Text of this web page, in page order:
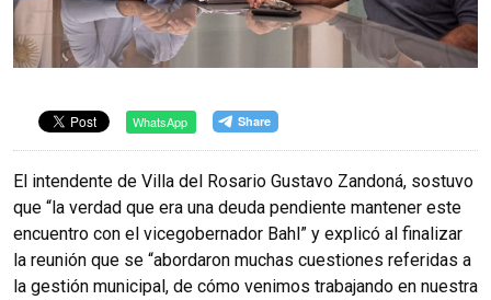
WhatsApp
El intendente de Villa del Rosario Gustavo Zandoná, sostuvo
que “la verdad que era una deuda pendiente mantener este
encuentro con el vicegobernador Bahl” y explicó al finalizar
la reunión que se “abordaron muchas cuestiones referidas a
la gestión municipal, de cómo venimos trabajando en nuestra